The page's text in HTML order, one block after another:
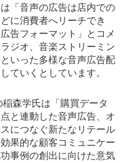
「音声の広告は店内での
に消費者へリーチでき
告フォーマット」とコメ
ジオ、音楽ストリーミン
いった多様な音声広告配
ていくとしています。
森学氏は「購買データ
と連動した音声広告、オ
につなぐ新たなリテール
果的な顧客コミュニケー
事例の創出に向けた意気